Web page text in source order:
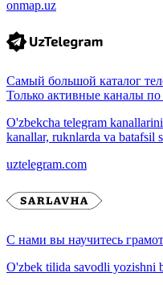
onmap.uz
Самый большой каталог
Только активные каналы по
O'zbekcha telegram
kanallar, ruknlarda va batafsil
uztelegram.com
С нами вы научитесь
O'zbek tilida savodli yozishni